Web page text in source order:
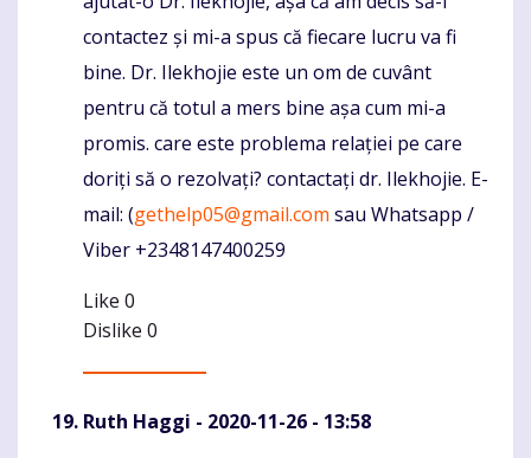
contactez și mi-a spus că fiecare lucru va fi
bine. Dr. Ilekhojie este un om de cuvânt
pentru că totul a mers bine așa cum mi-a
promis. care este problema relației pe care
doriți să o rezolvați? contactați dr. Ilekhojie. E-
mail: (gethelp05@gmail.com sau Whatsapp /
Viber +2348147400259
Like 0
Dislike 0
Ruth Haggi - 2020-11-26 - 13:58